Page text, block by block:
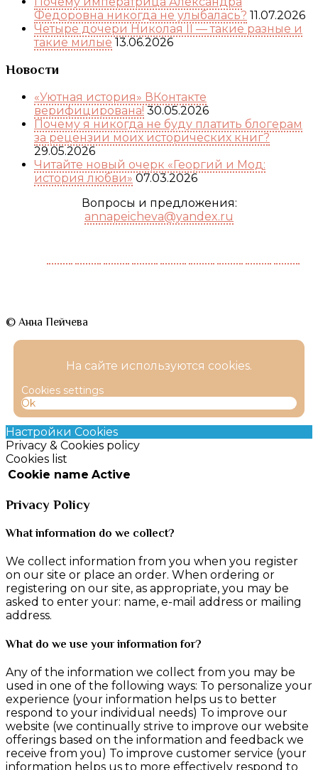
Федоровна никогда не улыбалась? 11.07.2026
Четыре дочери Николая II — такие разные и
такие милые 13.06.2026
Новости
«Уютная история» ВКонтакте
верифицирована! 30.05.2026
Почему я никогда не буду платить блогерам
за рецензии моих исторических книг?
29.05.2026
Читайте новый очерк «Георгий и Мод:
история любви» 07.03.2026
Вопросы и предложения:
annapeicheva@yandex.ru
© Анна Пейчева
На сайте используются cookies.
Cookies settings
Ok
Настройки Cookies
Privacy & Cookies policy
Cookies list
Cookie name Active
Privacy Policy
What information do we collect?
We collect information from you when you register
on our site or place an order. When ordering or
registering on our site, as appropriate, you may be
asked to enter your: name, e-mail address or mailing
address.
What do we use your information for?
Any of the information we collect from you may be
used in one of the following ways: To personalize your
experience (your information helps us to better
respond to your individual needs) To improve our
website (we continually strive to improve our website
offerings based on the information and feedback we
receive from you) To improve customer service (your
information helps us to more effectively respond to